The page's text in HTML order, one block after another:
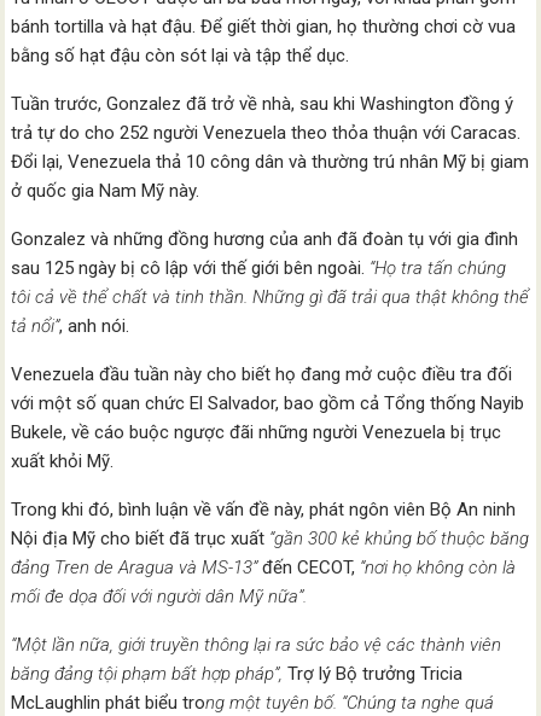
bánh tortilla và hạt đậu. Để giết thời gian, họ thường chơi cờ vua
bằng số hạt đậu còn sót lại và tập thể dục.
Tuần trước, Gonzalez đã trở về nhà, sau khi Washington đồng ý
trả tự do cho 252 người Venezuela theo thỏa thuận với Caracas.
Đổi lại, Venezuela thả 10 công dân và thường trú nhân Mỹ bị giam
ở quốc gia Nam Mỹ này.
Gonzalez và những đồng hương của anh đã đoàn tụ với gia đình
sau 125 ngày bị cô lập với thế giới bên ngoài. “Họ tra tấn chúng
tôi cả về thể chất và tinh thần. Những gì đã trải qua thật không thể
tả nổi”, anh nói.
Venezuela đầu tuần này cho biết họ đang mở cuộc điều tra đối
với một số quan chức El Salvador, bao gồm cả Tổng thống Nayib
Bukele, về cáo buộc ngược đãi những người Venezuela bị trục
xuất khỏi Mỹ.
Trong khi đó, bình luận về vấn đề này, phát ngôn viên Bộ An ninh
Nội địa Mỹ cho biết đã trục xuất “gần 300 kẻ khủng bố thuộc băng
đảng Tren de Aragua và MS-13”đến CECOT, “nơi họ không còn là
mối đe dọa đối với người dân Mỹ nữa”.
“Một lần nữa, giới truyền thông lại ra sức bảo vệ các thành viên
băng đảng tội phạm bất hợp pháp”,Trợ lý Bộ trưởng Tricia
McLaughlin phát biểu trong một tuyên bố. “Chúng ta nghe quá